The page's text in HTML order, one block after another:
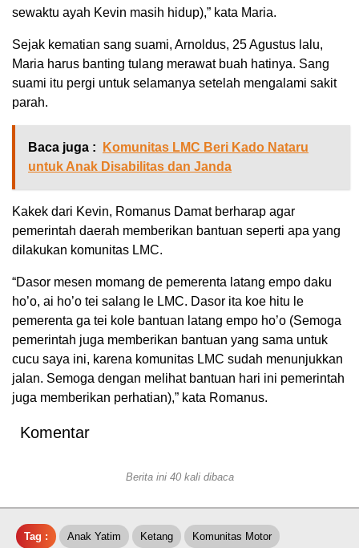
sewaktu ayah Kevin masih hidup),” kata Maria.
Sejak kematian sang suami, Arnoldus, 25 Agustus lalu,
Maria harus banting tulang merawat buah hatinya. Sang
suami itu pergi untuk selamanya setelah mengalami sakit
parah.
Baca juga :
Komunitas LMC Beri Kado Nataru
untuk Anak Disabilitas dan Janda
Kakek dari Kevin, Romanus Damat berharap agar
pemerintah daerah memberikan bantuan seperti apa yang
dilakukan komunitas LMC.
“Dasor mesen momang de pemerenta latang empo daku
ho’o, ai ho’o tei salang le LMC. Dasor ita koe hitu le
pemerenta ga tei kole bantuan latang empo ho’o (Semoga
pemerintah juga memberikan bantuan yang sama untuk
cucu saya ini, karena komunitas LMC sudah menunjukkan
jalan. Semoga dengan melihat bantuan hari ini pemerintah
juga memberikan perhatian),” kata Romanus.
Komentar
Berita ini 40 kali dibaca
Tag : Anak Yatim Ketang Komunitas Motor